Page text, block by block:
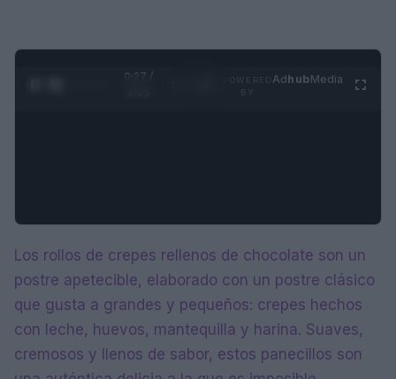
0:28 /
AdhubMedia
Los rollos de crepes rellenos de chocolate son un
postre apetecible, elaborado con un postre clásico
que gusta a grandes y pequeños: crepes hechos
con leche, huevos, mantequilla y harina. Suaves,
cremosos y llenos de sabor, estos panecillos son